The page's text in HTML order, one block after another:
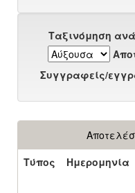
Ταξινόμηση
Συγγραφείς/
Τύπος
Ημερομηνία